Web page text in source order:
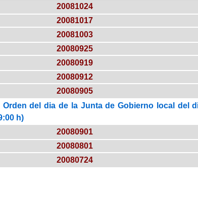
20081024
20081017
20081003
20080925
20080919
20080912
20080905
Orden del dia de la Junta de Gobierno local del
h)
20080901
20080801
20080724